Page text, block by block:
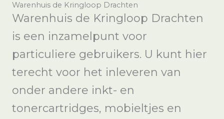
Warenhuis de Kringloop Drachten
Warenhuis de Kringloop Drachten
is een inzamelpunt voor
particuliere gebruikers. U kunt hier
terecht voor het inleveren van
onder andere inkt- en
tonercartridges, mobieltjes en